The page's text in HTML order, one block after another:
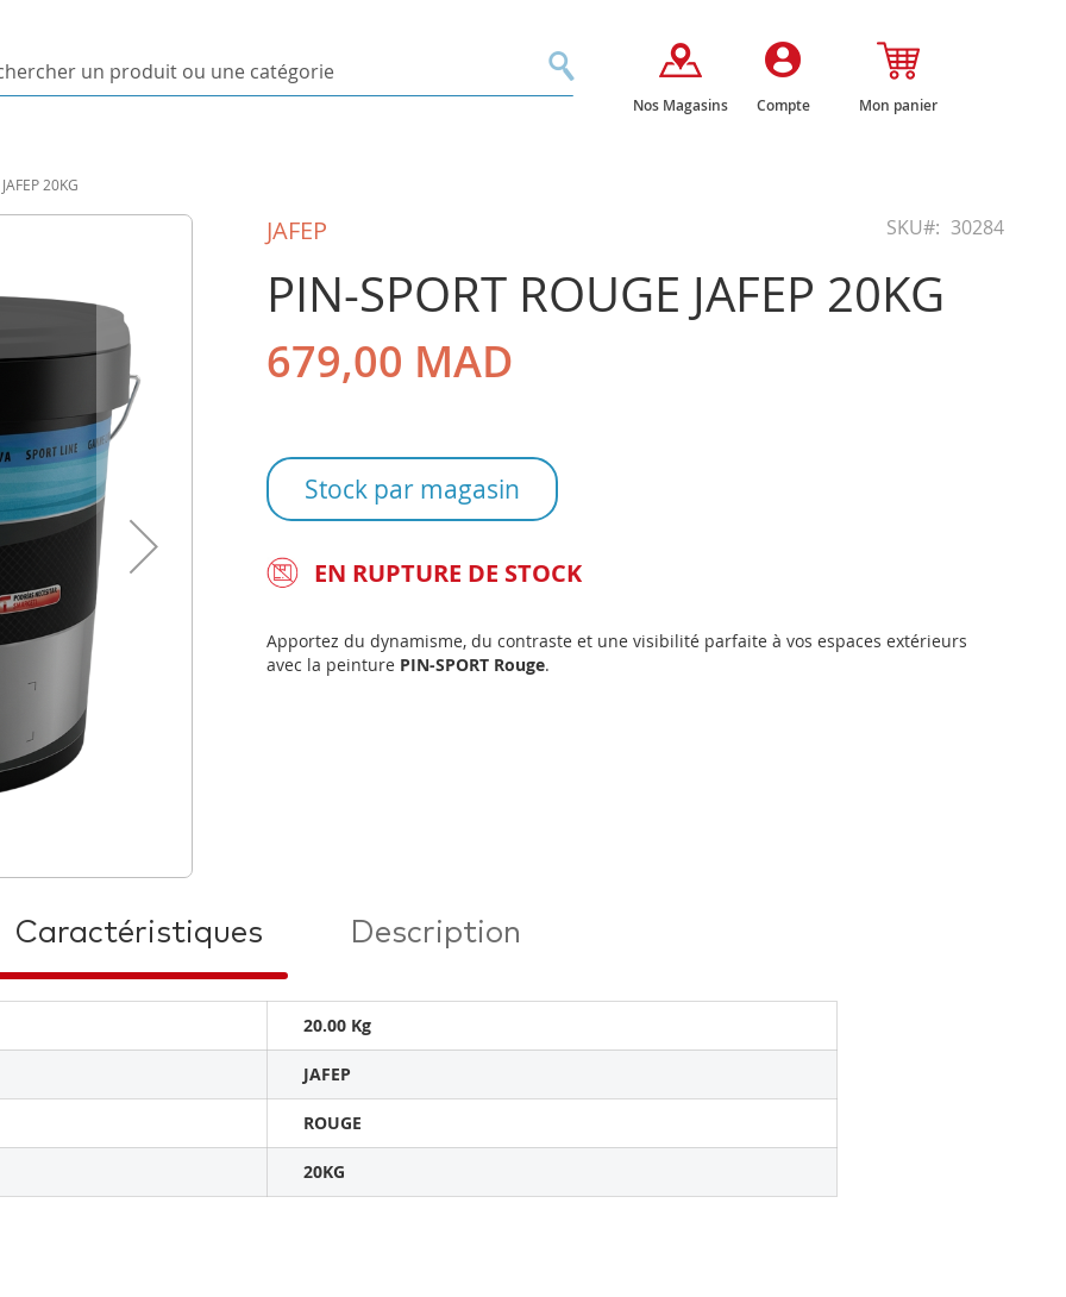
RechercherNos Magasins Compte Mon panier
20KG
JAFEP SKU 30284
PIN-SPORT ROUGE JAFEP 20KG
679,00 MAD
Stock par magasin
EN RUPTURE DE STOCK
Apportez du dynamisme, du contraste et une visibilité parfaite à vos espaces extérieurs
avec la peinture PIN-SPORT Rouge.
Caractéristiques
20.00 Kg
JAFEP
ROUGE
20KG
Description